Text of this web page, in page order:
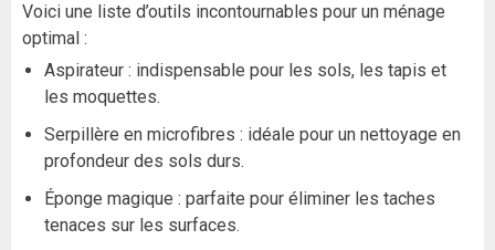
Voici une liste d’outils incontournables pour un ménage
optimal :
Aspirateur : indispensable pour les sols, les tapis et
les moquettes.
Serpillère en microfibres : idéale pour un nettoyage en
profondeur des sols durs.
Éponge magique : parfaite pour éliminer les taches
tenaces sur les surfaces.